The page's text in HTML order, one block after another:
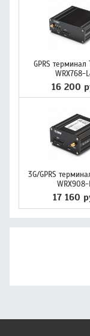
GPRS терминал
WRX768-
16 200
3G/GPRS
17 160